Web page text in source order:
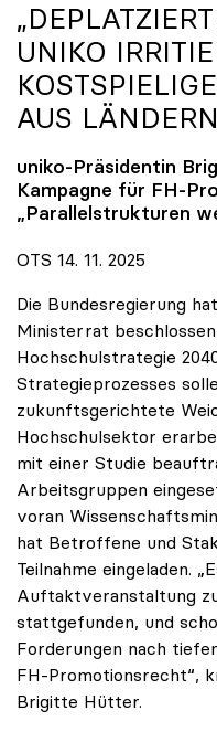
UNIKO
AUS
uniko-Präsidentin
Kampagne für FH-
„Parallelstrukturen
OTS 14. 11. 2025
Die Bundesregierung
Ministerrat
Hochschulstrategie
Strategieprozesses
zukunftsgerichtete
Hochschulsektor
mit einer Studie
Arbeitsgruppen
voran
hat Betroffene und
Teilnahme eingeladen.
Auftaktveranstaltung
stattgefunden, und
Forderungen nach
FH-Promotionsrecht“,
Brigitte Hütter.